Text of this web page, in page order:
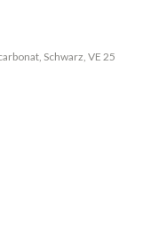
Schwarz, VE 25